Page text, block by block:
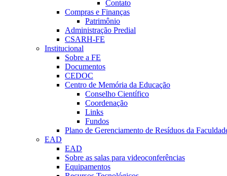
Contato
Compras e Finanças
Patrimônio
Administração Predial
CSARH-FE
Institucional
Sobre a FE
Documentos
CEDOC
Centro de Memória da Educação
Conselho Científico
Coordenação
Links
Fundos
Plano de Gerenciamento de Resíduos da
EAD
EAD
Sobre as salas para videoconferências
Equipamentos